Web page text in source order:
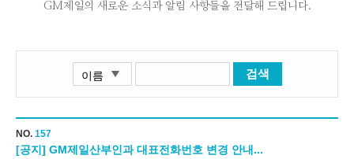
GM제일의 새로운 소식과 알림 사항들을 전달해 드립니다.
검색
NO. 157
[공지] GM제일산부인과 대표전화번호 변경 안내...